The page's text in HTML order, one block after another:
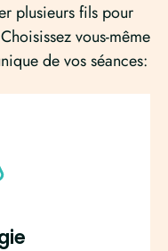
plusieurs fils pour
vous-même
de vos séances: